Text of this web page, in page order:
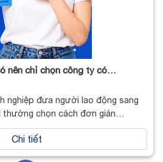
nên chỉ chọn công ty có…
nghiệp đưa người lao động sang
thường chọn cách đơn giản…
Chi tiết